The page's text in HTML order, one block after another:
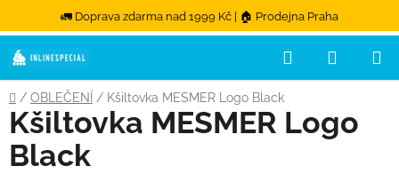
🚛 Doprava zdarma nad 1999 Kč | 🏠 Prodejna Praha
Přejít na obsah
Hledat
Domů
/ OBLEČENÍ / Kšiltovka MESMER Logo Black
Kšiltovka MESMER Logo
Black